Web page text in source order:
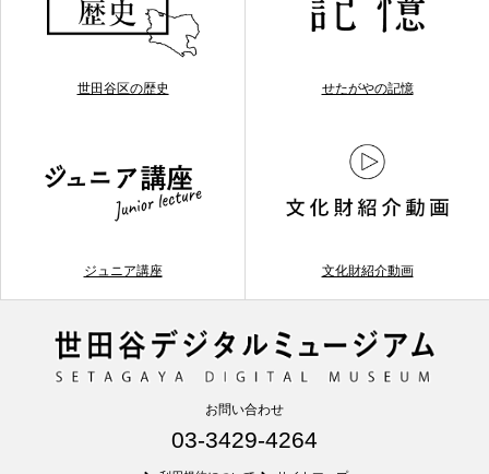
世田谷区の歴史 せたがやの記憶
ジュニア講座 文化財紹介動画
お問い合わせ
03-3429-4264